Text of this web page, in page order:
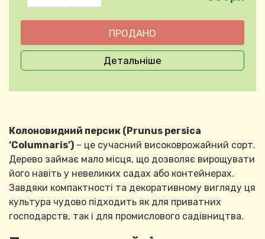
Детальніше
Колоновидний персик (Prunus persica
‘Columnaris’) – це сучасний високоврожайний сорт.
Дерево займає мало місця, що дозволяє вирощувати
його навіть у невеликих садах або контейнерах.
Завдяки компактності та декоративному вигляду ця
культура чудово підходить як для приватних
господарств, так і для промислового садівництва.